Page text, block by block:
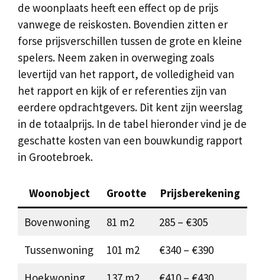
de woonplaats heeft een effect op de prijs
vanwege de reiskosten. Bovendien zitten er
forse prijsverschillen tussen de grote en kleine
spelers. Neem zaken in overweging zoals
levertijd van het rapport, de volledigheid van
het rapport en kijk of er referenties zijn van
eerdere opdrachtgevers. Dit kent zijn weerslag
in de totaalprijs. In de tabel hieronder vind je de
geschatte kosten van een bouwkundig rapport
in Grootebroek.
Woonobject Grootte Prijsberekening
Bovenwoning 81 m2
285 – €305
Tussenwoning
101 m2
€340 – €390